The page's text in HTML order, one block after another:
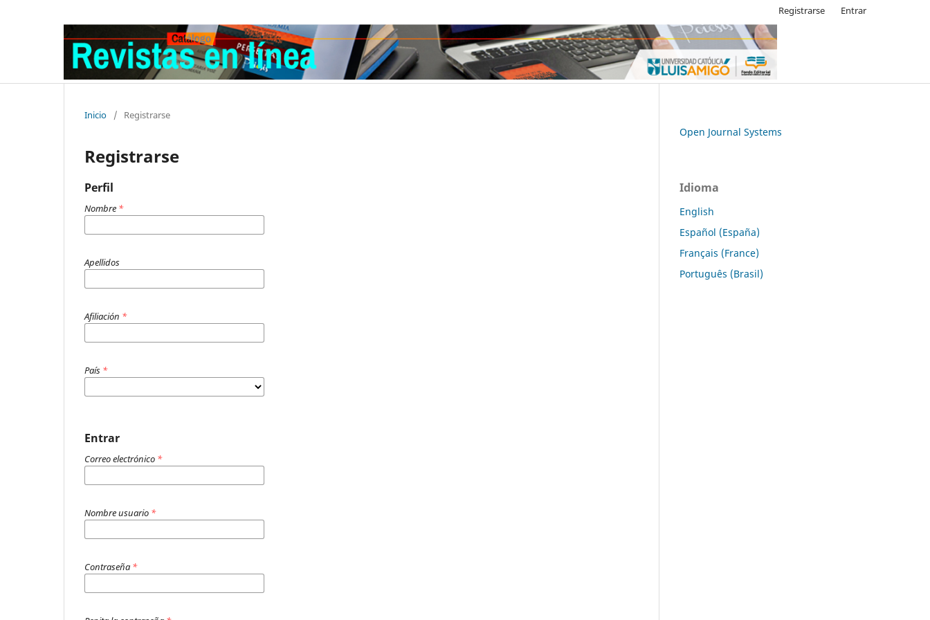
Registrarse Entrar
Inicio / Registrarse
Registrarse
Perfil
Nombre *
Apellidos
Afiliación *
País *
Entrar
Correo electrónico *
Nombre usuario *
Contraseña *
Open Journal Systems
Idioma
English
Español (España)
Français (France)
Português (Brasil)